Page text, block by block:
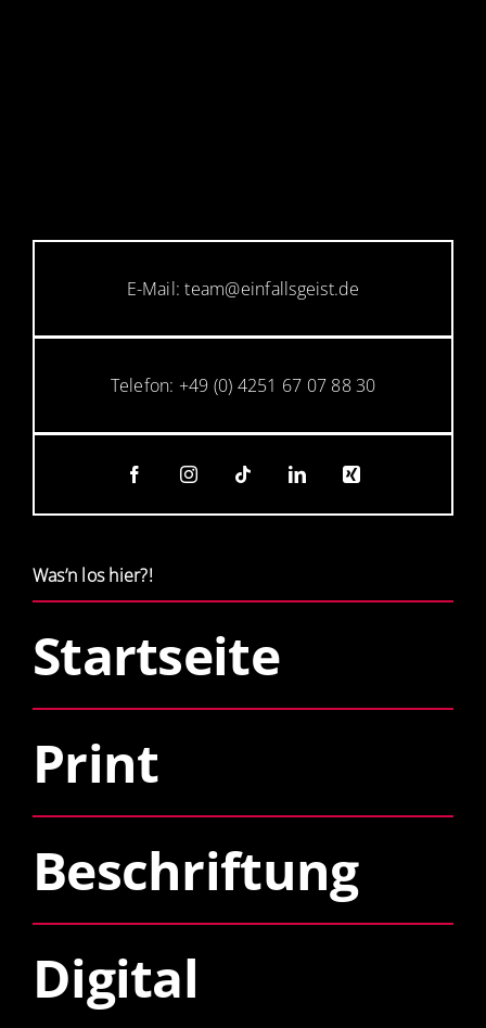
E-Mail: team@einfallsgeist.de
Telefon: +49 (0) 4251 67 07 88 30
Was’n los hier?!
Startseite
Print
Beschriftung
Digital